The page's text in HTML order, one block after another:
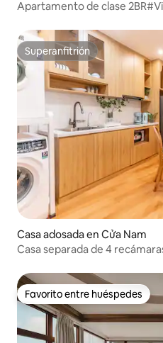
Apartamento de clase
Superanfitrión
Superanfitrión
Casa adosada en Cửa Nam
Casa separada de 4
Favorito entre huéspedes
Favorito entre huéspedes